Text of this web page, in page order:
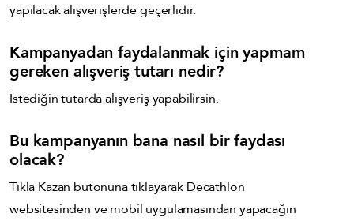
yapılacak alışverişlerde geçerlidir.
Kampanyadan faydalanmak için yapmam
gereken alışveriş tutarı nedir?
İstediğin tutarda alışveriş yapabilirsin.
Bu kampanyanın bana nasıl bir faydası
olacak?
Tıkla Kazan butonuna tıklayarak Decathlon
websitesinden ve mobil uygulamasından yapacağın